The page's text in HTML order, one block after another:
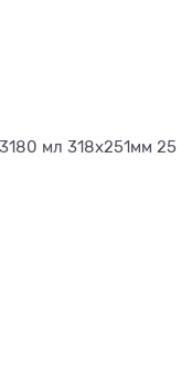
мл 318х251мм 25